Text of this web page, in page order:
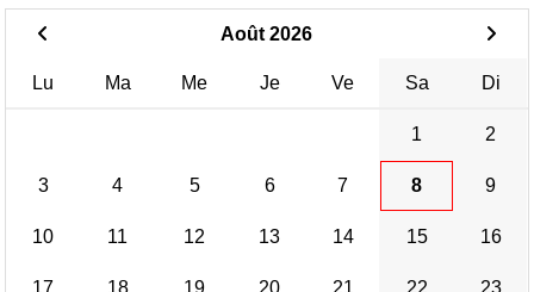
Août 2026
Lu Ma Me Je Ve Sa Di
1 2
3 4 5 6 7 8 9
10 11 12 13 14 15 16
17 18 19 20 21 22 23